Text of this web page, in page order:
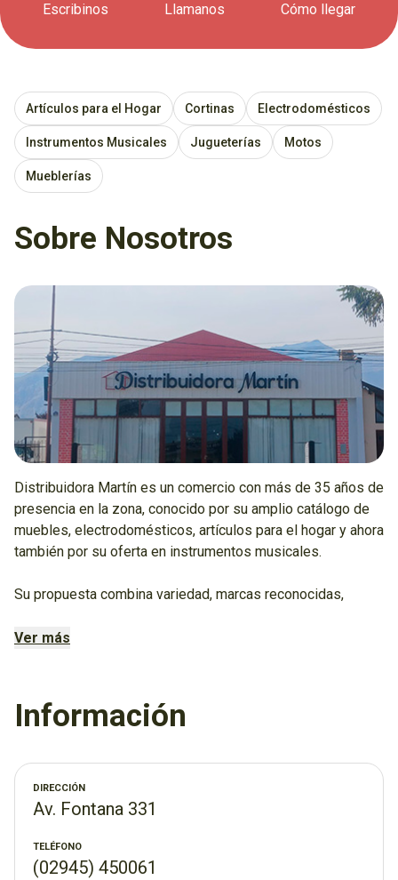
Escribinos Llamanos Cómo llegar
Artículos para el Hogar Cortinas Electrodomésticos
Instrumentos Musicales Jugueterías Motos
Mueblerías
Sobre Nosotros
Distribuidora Martín es un comercio con más de 35 años de
presencia en la zona, conocido por su amplio catálogo de
muebles, electrodomésticos, artículos para el hogar y ahora
también por su oferta en instrumentos musicales.
Su propuesta combina variedad, marcas reconocidas,
cliente encuentre lo que necesita para su casa, su hobby o
Ver más
Información
DIRECCIÓN
Av. Fontana 331
TELÉFONO
(02945) 450061